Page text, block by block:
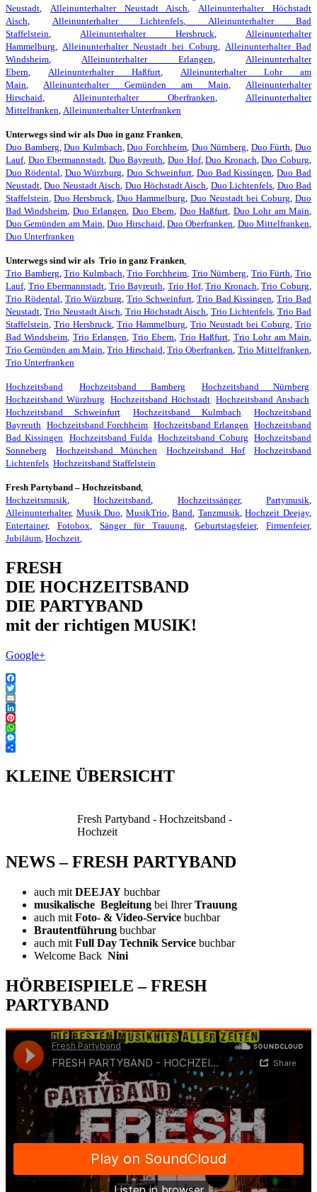
Neustadt, Alleinunterhalter Neustadt Aisch,Alleinunterhalter Höchstadt
Aisch, Alleinunterhalter Lichtenfels, Alleinunterhalter Bad
Staffelstein,Alleinunterhalter Hersbruck,Alleinunterhalter
Hammelburg, Alleinunterhalter Neustadt bei Coburg, Alleinunterhalter Bad
Windsheim,Alleinunterhalter Erlangen,Alleinunterhalter
Ebern, Alleinunterhalter Haßfurt, Alleinunterhalter Lohr am
Main,Alleinunterhalter Gemünden am Main,Alleinunterhalter
Hirschaid,Alleinunterhalter Oberfranken,Alleinunterhalter
Mittelfranken, Alleinunterhalter Unterfranken
Unterwegs sind wir als Duo in ganz Franken,
Duo Bamberg,Duo Kulmbach,Duo Forchheim, Duo Nürnberg, Duo Fürth,Duo
Lauf, Duo Ebermannstadt, Duo Bayreuth,Duo Hof,Duo Kronach,Duo Coburg,
Duo Rödental, Duo Würzburg,Duo Schweinfurt, Duo Bad Kissingen,Duo Bad
Neustadt,Duo Neustadt Aisch, Duo Höchstadt Aisch, Duo Lichtenfels, Duo Bad
Staffelstein, Duo Hersbruck, Duo Hammelburg, Duo Neustadt bei Coburg, Duo
Bad Windsheim, Duo Erlangen, Duo Ebern, Duo Haßfurt, Duo Lohr am Main,
Duo Gemünden am Main,Duo Hirschaid,Duo Oberfranken, Duo Mittelfranken,
Duo Unterfranken
Unterwegs sind wir als Trio in ganz Franken,
Trio Bamberg,Trio Kulmbach,Trio Forchheim, Trio Nürnberg, Trio Fürth,Trio
Lauf, Trio Ebermannstadt, Trio Bayreuth,Trio Hof,Trio Kronach,Trio Coburg,
Trio Rödental, Trio Würzburg,Trio Schweinfurt, Trio Bad Kissingen,Trio Bad
Neustadt,Trio Neustadt Aisch, Trio Höchstadt Aisch, Trio Lichtenfels, Trio Bad
Staffelstein, Trio Hersbruck, Trio Hammelburg, Trio Neustadt bei Coburg, Trio
Bad Windsheim, Trio Erlangen, Trio Ebern, Trio Haßfurt, Trio Lohr am Main,
Trio Gemünden am Main,Trio Hirschaid,Trio Oberfranken, Trio Mittelfranken,
Trio Unterfranken
Hochzeitsband, Hochzeitsband Bamberg, Hochzeitsband Nürnberg,
Hochzeitsband Würzburg, Hochzeitsband Höchstadt, Hochzeitsband Ansbach,
Hochzeitsband Schweinfurt, Hochzeitsband Kulmbach, Hochzeitsband
Bayreuth, Hochzeitsband Forchheim, Hochzeitsband Erlangen,Hochzeitsband
Bad Kissingen, Hochzeitsband Fulda,Hochzeitsband Coburg,Hochzeitsband
Sonneberg, Hochzeitsband München, Hochzeitsband Hof, Hochzeitsband
Lichtenfels, Hochzeitsband Staffelstein,
Fresh Partyband – Hochzeitsband,
Hochzeitsmusik,Hochzeitsband, Hochzeitssänger,Partymusik,
Alleinunterhalter, Musik Duo, MusikTrio,Band, Tanzmusik,Hochzeit Deejay,
Entertainer, Fotobox, Sänger für Trauung, Geburtstagsfeier, Firmenfeier,
Jubiläum, Hochzeit,
FRESH
DIE HOCHZEITSBAND
DIE PARTYBAND
mit der richtigen MUSIK!
Google+
Facebook
Twitter
Email
LinkedIn
Pinterest
WhatsApp
Messenger
KLEINE ÜBERSICHT
Fresh Partyband - Hochzeitsband -
Hochzeit
NEWS – FRESH PARTYBAND
auch mit DEEJAY buchbar
musikalische Begleitung bei IhrerTrauung
auch mit Foto- & Video-Service buchbar
Brautentführung buchbar
auch mit Full Day Technik Service buchbar
Welcome Back Nini
HÖRBEISPIELE – FRESH
PARTYBAND